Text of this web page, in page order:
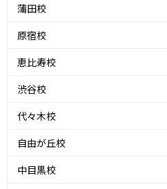
蒲田校
原宿校
恵比寿校
渋谷校
代々木校
自由が丘校
中目黒校